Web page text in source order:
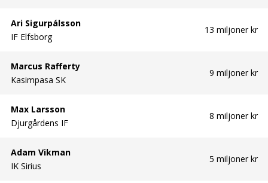
Ari Sigurpálsson
IF Elfsborg
13 miljoner kr
Marcus Rafferty
Kasimpasa SK
9 miljoner kr
Max Larsson
Djurgårdens IF
8 miljoner kr
Adam Vikman
IK Sirius
5 miljoner kr